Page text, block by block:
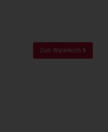
Zum Warenkorb